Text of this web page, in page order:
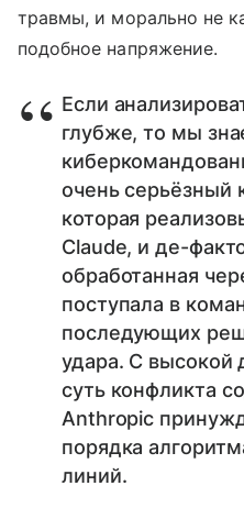
травмы, и морально не
подобное напряжение.
Если
глубже, то мы
очень серьёзный
которая
Claude, и де-
обработанная
поступала в
последующих
удара. С высокой
суть конфликта
Anthropic
порядка
линий.